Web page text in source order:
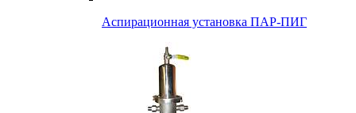
Аспирационная установка ПАР-ПИГ